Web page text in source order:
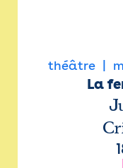
théâtre
La